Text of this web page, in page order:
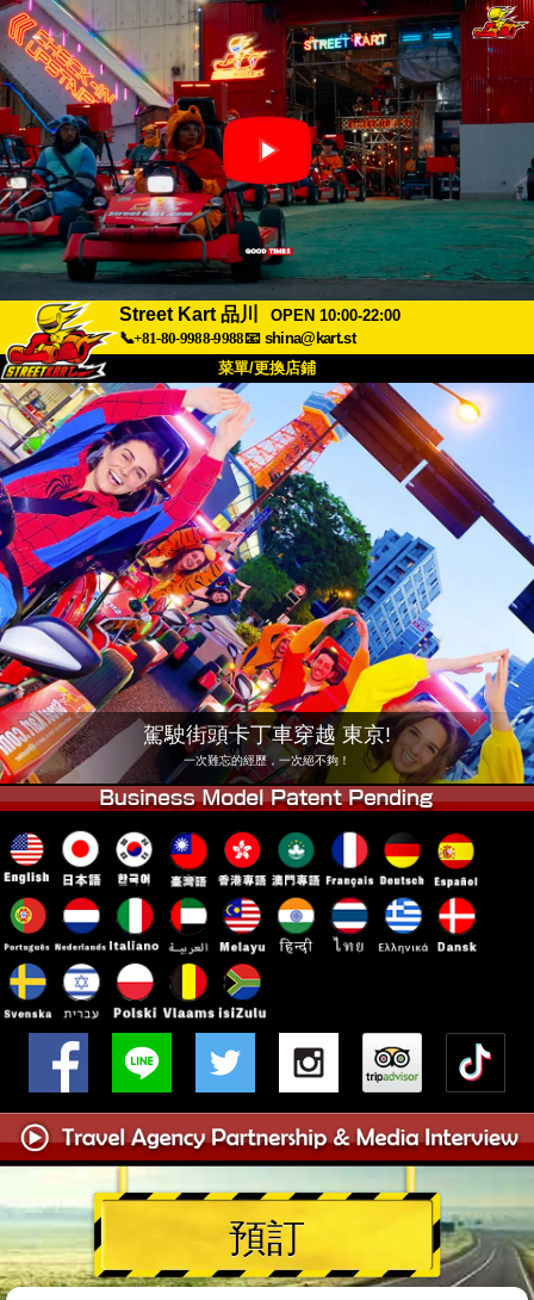
Street Kart 品川
OPEN 10:00-22:00
📞+81-80-9988-9988📧 shina@kart.st
菜單/更換店鋪
關於 規格 價格
交通方式 顧客聲音 常見問題
公司 預訂
更換店鋪
東京品川 #1 東京秋葉原#1
東京秋葉原#2 東京澀谷
東京澀谷附屬 東京灣
東京淺草 大阪
沖繩
駕駛街頭卡丁車穿越 東京!
一次難忘的經歷，一次絕不夠！
預訂